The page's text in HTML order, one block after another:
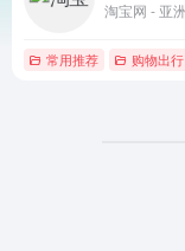
常用推荐 购物出行